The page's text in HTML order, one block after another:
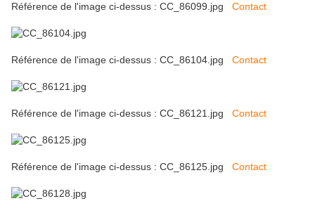
Référence de l'image ci-dessus : CC_86099.jpg Contact
Référence de l'image ci-dessus : CC_86104.jpg Contact
Référence de l'image ci-dessus : CC_86121.jpg Contact
Référence de l'image ci-dessus : CC_86125.jpg Contact